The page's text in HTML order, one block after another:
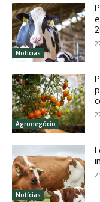
Notícias
Agronegócio
Notícias